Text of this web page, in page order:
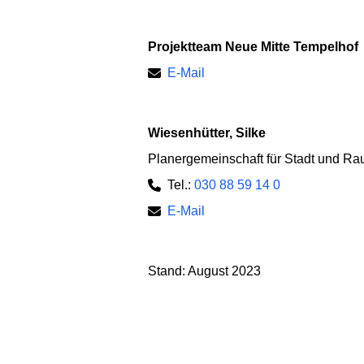
Projektteam Neue Mitte Tempelhof
E-Mail
Wiesenhütter, Silke
Planergemeinschaft für Stadt und
Tel.: 030 88 59 14 0
E-Mail
Stand: August 2023